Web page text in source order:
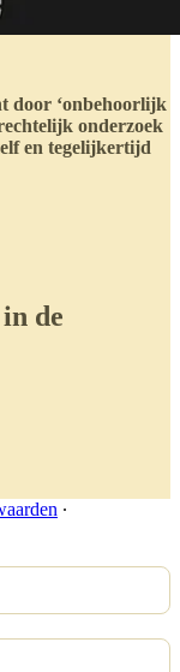
door ‘onbehoorlijk
onderzoek
en tegelijkertijd
de
∙